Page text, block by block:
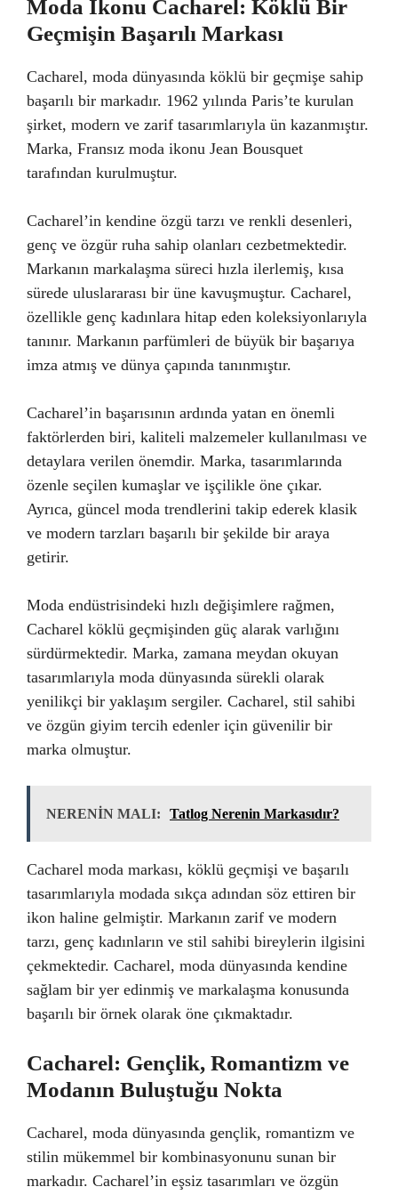
Moda İkonu Cacharel: Köklü Bir
Geçmişin Başarılı Markası
Cacharel, moda dünyasında köklü bir geçmişe sahip
başarılı bir markadır. 1962 yılında Paris’te kurulan
şirket, modern ve zarif tasarımlarıyla ün kazanmıştır.
Marka, Fransız moda ikonu Jean Bousquet
tarafından kurulmuştur.
Cacharel’in kendine özgü tarzı ve renkli desenleri,
genç ve özgür ruha sahip olanları cezbetmektedir.
Markanın markalaşma süreci hızla ilerlemiş, kısa
sürede uluslararası bir üne kavuşmuştur. Cacharel,
özellikle genç kadınlara hitap eden koleksiyonlarıyla
tanınır. Markanın parfümleri de büyük bir başarıya
imza atmış ve dünya çapında tanınmıştır.
Cacharel’in başarısının ardında yatan en önemli
faktörlerden biri, kaliteli malzemeler kullanılması ve
detaylara verilen önemdir. Marka, tasarımlarında
özenle seçilen kumaşlar ve işçilikle öne çıkar.
Ayrıca, güncel moda trendlerini takip ederek klasik
ve modern tarzları başarılı bir şekilde bir araya
getirir.
Moda endüstrisindeki hızlı değişimlere rağmen,
Cacharel köklü geçmişinden güç alarak varlığını
sürdürmektedir. Marka, zamana meydan okuyan
tasarımlarıyla moda dünyasında sürekli olarak
yenilikçi bir yaklaşım sergiler. Cacharel, stil sahibi
ve özgün giyim tercih edenler için güvenilir bir
marka olmuştur.
NERENİN MALI: Tatlog Nerenin Markasıdır?
Cacharel moda markası, köklü geçmişi ve başarılı
tasarımlarıyla modada sıkça adından söz ettiren bir
ikon haline gelmiştir. Markanın zarif ve modern
tarzı, genç kadınların ve stil sahibi bireylerin ilgisini
çekmektedir. Cacharel, moda dünyasında kendine
sağlam bir yer edinmiş ve markalaşma konusunda
başarılı bir örnek olarak öne çıkmaktadır.
Cacharel: Gençlik, Romantizm ve
Modanın Buluştuğu Nokta
Cacharel, moda dünyasında gençlik, romantizm ve
stilin mükemmel bir kombinasyonunu sunan bir
markadır. Cacharel’in eşsiz tasarımları ve özgün